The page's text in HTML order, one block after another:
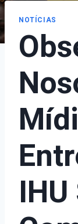
NOTÍCIAS